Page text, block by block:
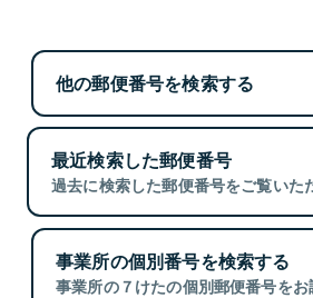
他の郵便番号を検索する
最近検索した郵便番号
過去に検索した郵便番号をご覧いた
事業所の個別番号を検索する
事業所の７けたの個別郵便番号をお